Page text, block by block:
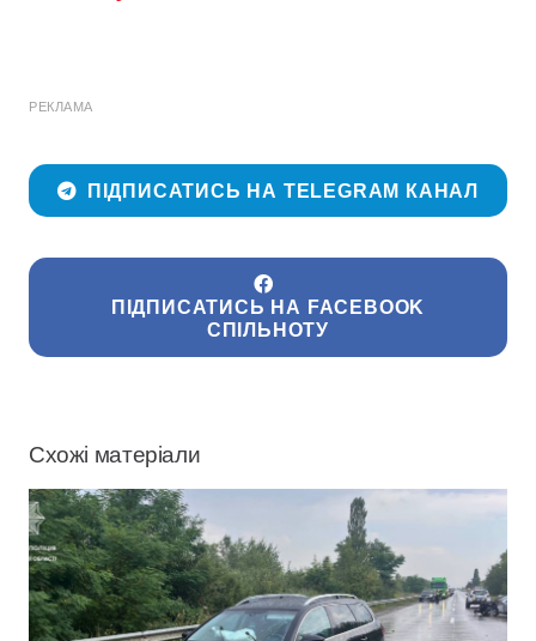
РЕКЛАМА
ПІДПИСАТИСЬ НА TELEGRAM КАНАЛ
ПІДПИСАТИСЬ НА FACEBOOK
СПІЛЬНОТУ
Схожі матеріали